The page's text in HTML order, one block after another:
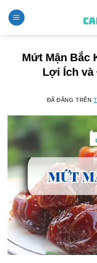
đến
Mứt Mận Bắc
Lợi Ích và
ĐÃ ĐĂNG TRÊN